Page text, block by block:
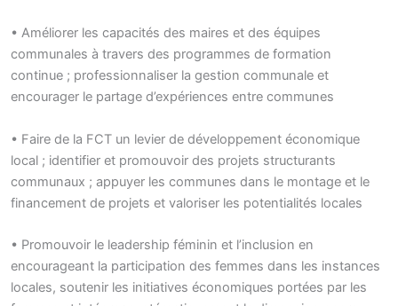
• Améliorer les capacités des maires et des équipes
communales à travers des programmes de formation
continue ; professionnaliser la gestion communale et
encourager le partage d’expériences entre communes
• Faire de la FCT un levier de développement économique
local ; identifier et promouvoir des projets structurants
communaux ; appuyer les communes dans le montage et le
financement de projets et valoriser les potentialités locales
• Promouvoir le leadership féminin et l’inclusion en
encourageant la participation des femmes dans les instances
locales, soutenir les initiatives économiques portées par les